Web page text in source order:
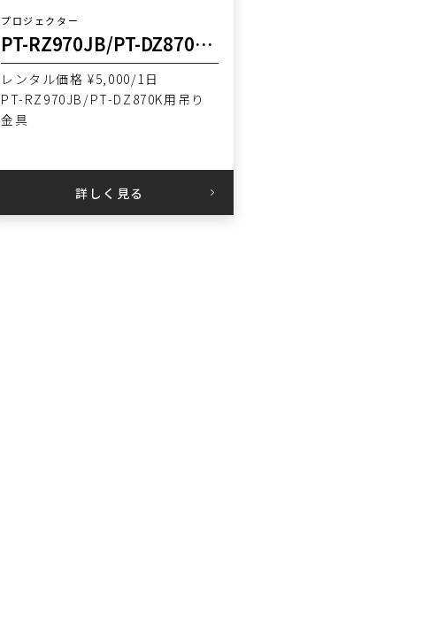
プロジェクター
PT-RZ970JB/PT-DZ870K用吊金具 RATEC
レンタル価格 ¥5,000/1日
PT-RZ970JB/PT-DZ870K用吊り
金具
詳しく見る